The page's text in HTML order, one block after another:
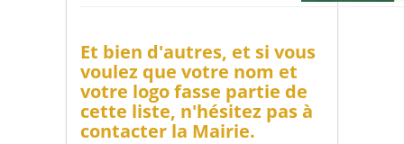
Et bien d'autres, et si vous
voulez que votre nom et
votre logo fasse partie de
cette liste, n'hésitez pas à
contacter la Mairie.